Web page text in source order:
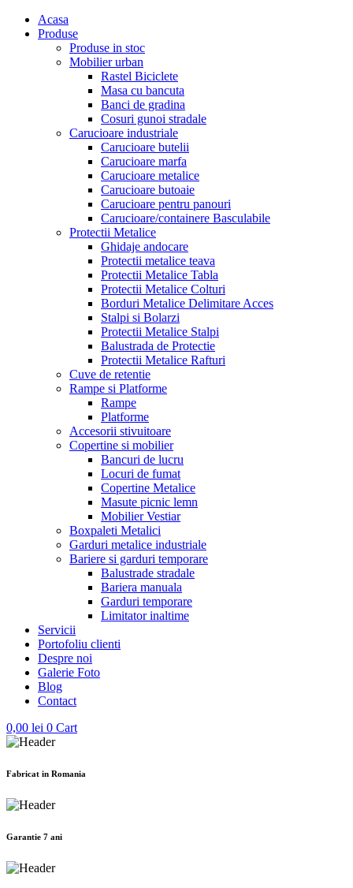
Acasa
Produse
Produse in stoc
Mobilier urban
Rastel Biciclete
Masa cu bancuta
Banci de gradina
Cosuri gunoi stradale
Carucioare industriale
Carucioare butelii
Carucioare marfa
Carucioare metalice
Carucioare butoaie
Carucioare pentru panouri
Carucioare/containere Basculabile
Protectii Metalice
Ghidaje andocare
Protectii metalice teava
Protectii Metalice Tabla
Protectii Metalice Colturi
Borduri Metalice Delimitare Acces
Stalpi si Bolarzi
Protectii Metalice Stalpi
Balustrada de Protectie
Protectii Metalice Rafturi
Cuve de retentie
Rampe si Platforme
Rampe
Platforme
Accesorii stivuitoare
Copertine si mobilier
Bancuri de lucru
Locuri de fumat
Copertine Metalice
Masute picnic lemn
Mobilier Vestiar
Boxpaleti Metalici
Garduri metalice industriale
Bariere si garduri temporare
Balustrade stradale
Bariera manuala
Garduri temporare
Limitator inaltime
Servicii
Portofoliu clienti
Despre noi
Galerie Foto
Blog
Contact
0,00 lei 0 Cart
Fabricat in Romania
Garantie 7 ani